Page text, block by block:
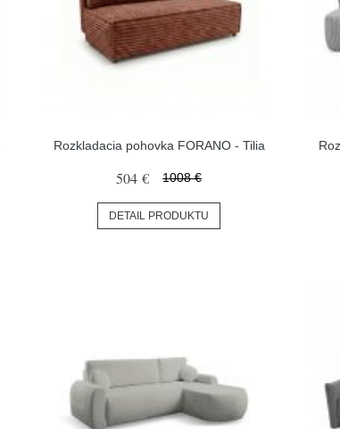
Rozkladacia pohovka FORANO - Tilia
504 € 1008 €
DETAIL PRODUKTU